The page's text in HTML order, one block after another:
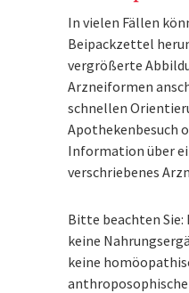
In vielen Fällen
Beipackzettel
vergrößerte
Arzneiformen
schnellen
Apothekenbesuch
Information über
verschriebenes
Bitte beachten
keine
keine